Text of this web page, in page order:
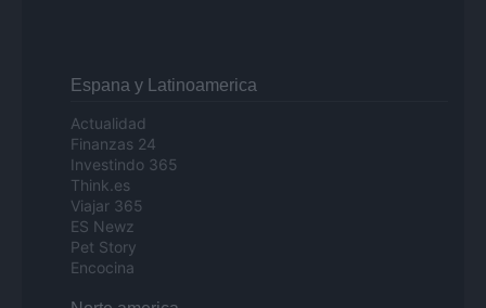
Espana y Latinoamerica
Actualidad
Finanzas 24
Investindo 365
Think.es
Viajar 365
ES Newz
Pet Story
Encocina